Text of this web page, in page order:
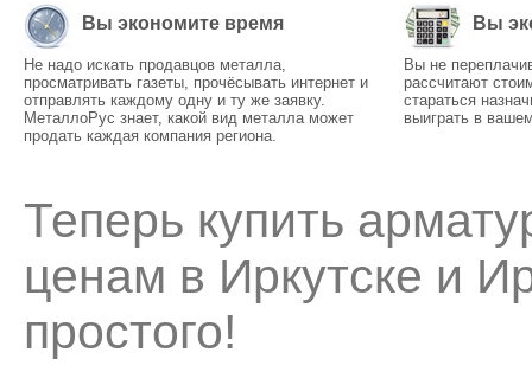
Вы экономите время
Не надо искать продавцов металла,
просматривать газеты, прочёсывать интернет и
отправлять каждому одну и ту же заявку.
МеталлоРус знает, какой вид металла может
продать каждая компания региона.
Вы
Вы не
рассчитают
стараться
выиграть в
Теперь купить
ценам в Иркутске и
простого!